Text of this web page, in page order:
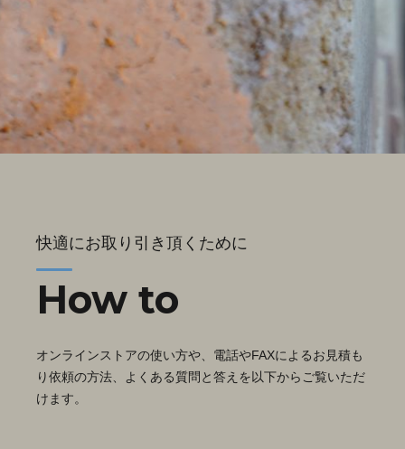
快適にお取り引き頂くために
How to
オンラインストアの使い方や、電話やFAXによるお見積も
り依頼の方法、よくある質問と答えを以下からご覧いただ
けます。